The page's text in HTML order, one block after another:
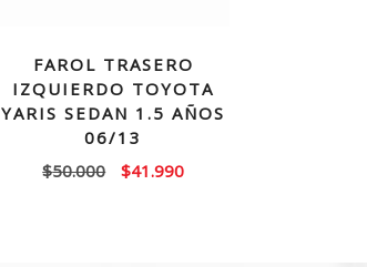
FAROL TRASERO
IZQUIERDO TOYOTA
YARIS SEDAN 1.5 AÑOS
06/13
$50.000
El
$41.990El